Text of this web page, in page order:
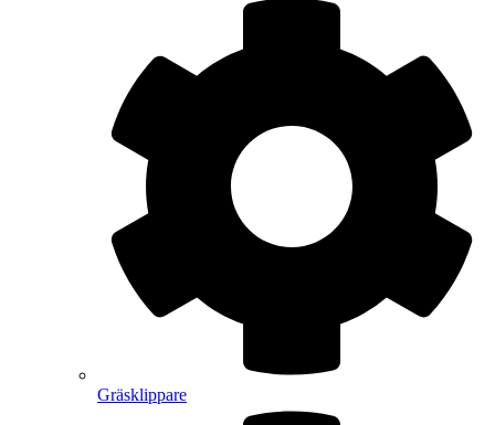
Gräsklippare